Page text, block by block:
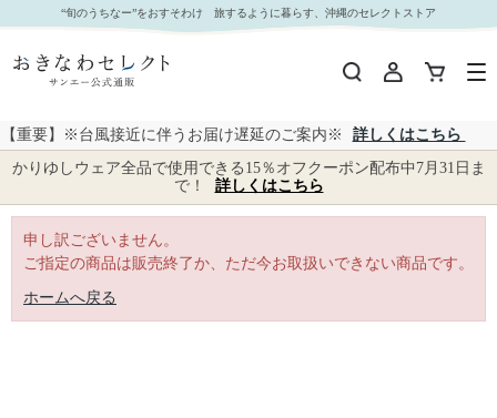
｜おきなわセレクト サンエー公式通販
“旬のうちなー”をおすそわけ 旅するように暮らす、沖縄のセレクトストア
【重要】※台風接近に伴うお届け遅延のご案内※
詳しくはこちら
かりゆしウェア全品で使用できる15％オフクーポン配布中7月31日ま
で！
詳しくはこちら
申し訳ございません。
ご指定の商品は販売終了か、ただ今お取扱いできない商品です。
ホームへ戻る